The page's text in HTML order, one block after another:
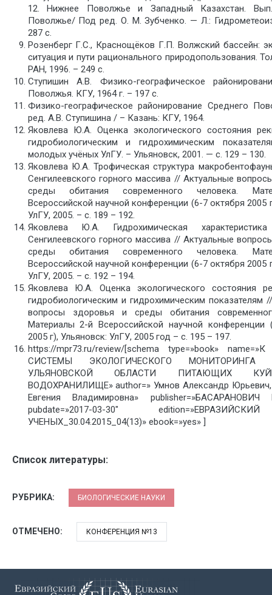
12. Нижнее Поволжье и Западный Казахстан.
Поволжье/ Под ред. О. М. Зубченко. — Л.:
287 с.
Розенберг Г.С., Краснощёков Г.П. Волжский бассейн:
ситуация и пути рационального природопользования.
РАН, 1996. – 249 с.
Ступишин А.В. Физико-географическое
Поволжья. КГУ, 1964 г. – 197 с.
Физико-географическое районирование Среднего
ред. А.В. Ступишина / – Казань: КГУ, 1964.
Яковлева Ю.А. Оценка экологического состояния
гидробиологическим и гидрохимическим
молодых учёных УлГУ. – Ульяновск, 2001. — с. 129 – 130.
Яковлева Ю.А. Трофическая структура
Сенгилеевского горного массива // Актуальные
среды обитания современного человека.
Всероссийской научной конференции (6-7 октября 2005
УлГУ, 2005. – с. 189 – 192.
Яковлева Ю.А. Гидрохимическая
Сенгилеевского горного массива // Актуальные
среды обитания современного человека.
Всероссийской научной конференции (6-7 октября 2005
УлГУ, 2005. – с. 192 – 194.
Яковлева Ю.А. Оценка экологического состояния
гидробиологическим и гидрохимическим показателям
вопросы здоровья и среды обитания
Материалы 2-й Всероссийской научной конференции
2005 г), Ульяновск: УлГУ, 2005 год – с. 195 – 197.
https://mpr73.ru/review/[schema type=»book»
СИСТЕМЫ ЭКОЛОГИЧЕСКОГО МОНИТОРИНГА
УЛЬЯНОВСКОЙ ОБЛАСТИ ПИТАЮЩИХ
ВОДОХРАНИЛИЩЕ» author=» Умнов Александр Юрьевич,
Евгения Владимировна» publisher=»БАСАРАНОВИЧ
pubdate=»2017-03-30″
УЧЕНЫХ_30.04.2015_04(13)» ebook=»yes» ]
Список литературы:
РУБРИКА: БИОЛОГИЧЕСКИЕ НАУКИ
ОТМЕЧЕНО: КОНФЕРЕНЦИЯ №13